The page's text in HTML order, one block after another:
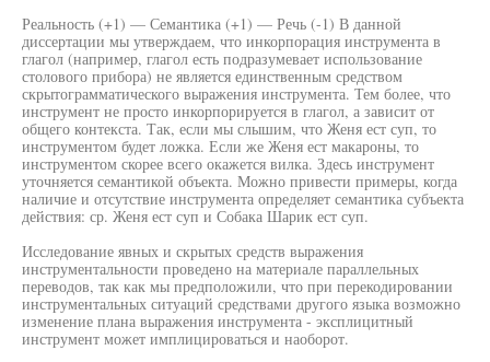
Реальность (+1) — Семантика (+1) — Речь (-1) В данной
диссертации мы утверждаем, что инкорпорация инструмента в
глагол (например, глагол есть подразумевает использование
столового прибора) не является единственным средством
скрытограмматического выражения инструмента. Тем более, что
инструмент не просто инкорпорируется в глагол, а зависит от
общего контекста. Так, если мы слышим, что Женя ест суп, то
инструментом будет ложка. Если же Женя ест макароны, то
инструментом скорее всего окажется вилка. Здесь инструмент
уточняется семантикой объекта. Можно привести примеры, когда
наличие и отсутствие инструмента определяет семантика субъекта
действия: ср. Женя ест суп и Собака Шарик ест суп.
Исследование явных и скрытых средств выражения
инструментальности проведено на материале параллельных
переводов, так как мы предположили, что при перекодировании
инструментальных ситуаций средствами другого языка возможно
изменение плана выражения инструмента - эксплицитный
инструмент может имплицироваться и наоборот.